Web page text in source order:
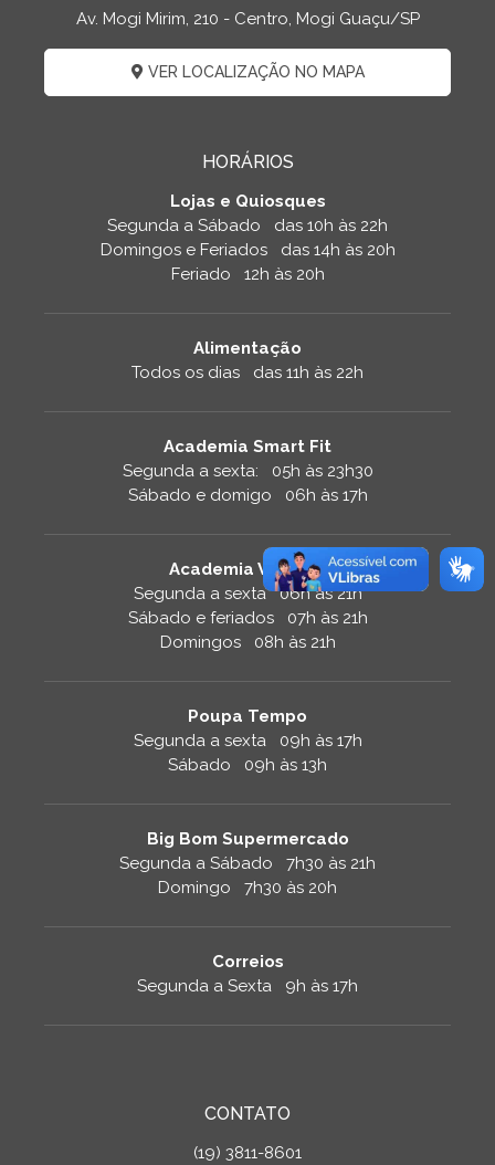
Av. Mogi Mirim, 210 - Centro, Mogi Guaçu/SP
VER LOCALIZAÇÃO NO MAPA
HORÁRIOS
Lojas e Quiosques
Segunda a Sábado das 10h às 22h
Domingos e Feriados das 14h às 20h
Feriado 12h às 20h
Alimentação
Todos os dias das 11h às 22h
Academia Smart Fit
Segunda a sexta: 05h às 23h30
Sábado e domigo 06h às 17h
Academia Velocity
Segunda a sexta 06h às 21h
Sábado e feriados 07h às 21h
Domingos 08h às 21h
Poupa Tempo
Segunda a sexta 09h às 17h
Sábado 09h às 13h
Big Bom Supermercado
Segunda a Sábado 7h30 às 21h
Domingo 7h30 às 20h
Correios
Segunda a Sexta 9h às 17h
CONTATO
(19) 3811-8601